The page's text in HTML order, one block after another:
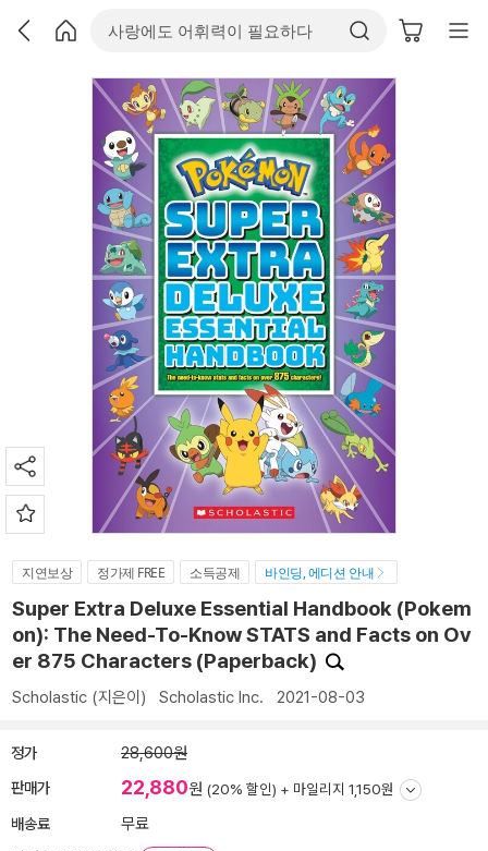
지연보상 정가제 FREE 소득공제 바인딩, 에디션 안내
Super Extra Deluxe Essential Handbook (Pokem
on): The Need-To-Know STATS and Facts on Ov
er 875 Characters (Paperback)
Scholastic (지은이) Scholastic Inc. 2021-08-03
정가 28,600원
판매가 22,880원 (20% 할인) + 마일리지 1,150원
배송료
무료